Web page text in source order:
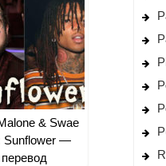
& Swae
Sunflower —
перевод